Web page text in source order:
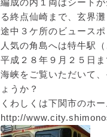
編成の内１両はシート
る終点仙崎まで、玄界
途中３ケ所のビュース
人気の角島へは特牛駅
平成２８年９月２５日
海峡をご覧いただいて
ょうか？
くわしくは下関市のホ
http://